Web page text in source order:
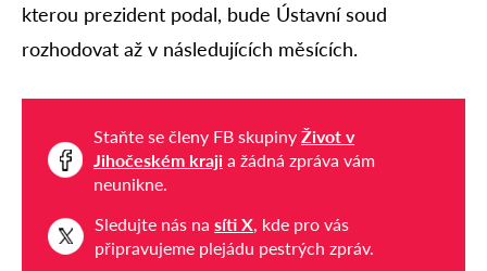
kterou prezident podal, bude Ústavní soud
rozhodovat až v následujících měsících.
Staňte se členy FB skupiny Život v
Jihočeském kraji a žádná zpráva vám
neunikne.
Sledujte nás na síti X, kde pro vás
připravujeme plejádu pestrých zpráv.